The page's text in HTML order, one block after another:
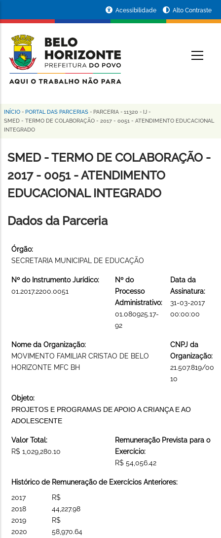
conteúdo
principal
da
Prefeitura
de
Horizonte
Acessibilidade Alto Contraste
Trilha
de
navegação
INÍCIO - PORTAL DAS PARCERIAS - PARCERIA - 11320 - IJ -
SMED - TERMO DE COLABORAÇÃO - 2017 - 0051 - ATENDIMENTO EDUCACIONAL
INTEGRADO
SMED - TERMO DE COLABORAÇÃO -
2017 - 0051 - ATENDIMENTO
EDUCACIONAL INTEGRADO
Dados da Parceria
Órgão:
SECRETARIA MUNICIPAL DE EDUCAÇÃO
Nº do Instrumento Jurídico:
01.2017.2200.0051
Nº do
Processo
Administrativo:
01.080925.17-
92
Data da
Assinatura:
31-03-2017
00:00:00
Nome da Organização:
MOVIMENTO FAMILIAR CRISTAO DE BELO
HORIZONTE MFC BH
CNPJ da
Organização:
21.507.819/
10
Objeto:
PROJETOS E PROGRAMAS DE APOIO A CRIANÇA E AO
ADOLESCENTE
Valor Total:
R$ 1,029,280.10
Remuneração Prevista para o
Exercício:
R$ 54,056.42
Histórico de Remuneração de Exercícios Anteriores:
2017
2018
2019
2020
R$
44,227.98
R$
58,970.64